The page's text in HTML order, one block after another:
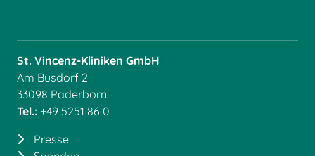
St. Vincenz-Kliniken GmbH
Am Busdorf 2
33098 Paderborn
Tel.: +49 5251 86 0
Presse